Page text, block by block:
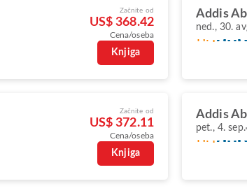
Začnite od
US$ 368.42
Cena/oseba
Knjiga
Addis
ned., 30.
Začnite od
US$ 372.11
Cena/oseba
Knjiga
Addis
pet., 4. sep.